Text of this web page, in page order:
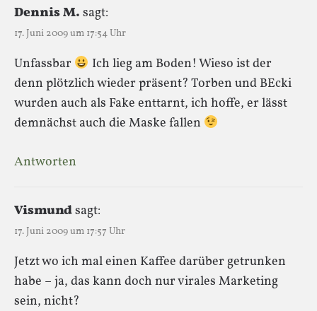
Dennis M. sagt:
17. Juni 2009 um 17:54 Uhr
Unfassbar
Ich lieg am Boden! Wieso ist der
denn plötzlich wieder präsent? Torben und BEcki
wurden auch als Fake enttarnt, ich hoffe, er lässt
demnächst auch die Maske fallen
Antworten
Vismundsagt:
17. Juni 2009 um 17:57 Uhr
Jetzt wo ich mal einen Kaffee darüber getrunken
habe – ja, das kann doch nur virales Marketing
sein, nicht?